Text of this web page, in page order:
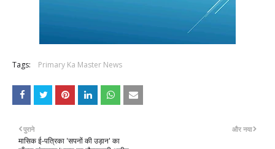
Tags: Primary Ka Master News
और नया
पुराने
मासिक ई-पत्रिका 'सपनों की उड़ान' का